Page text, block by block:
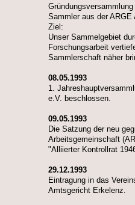
Sammler aus der ARGE
Ziel:
Unser Sammelgebiet
Forschungsarbeit
Sammlerschaft näher
08.05.1993
1.
e.V. beschlossen.
09.05.1993
Die Satzung der neu
Arbeitsgemeinschaft
"Alliierter Kontrollrat
29.12.1993
Eintragung in das
Amtsgericht Erkelenz.